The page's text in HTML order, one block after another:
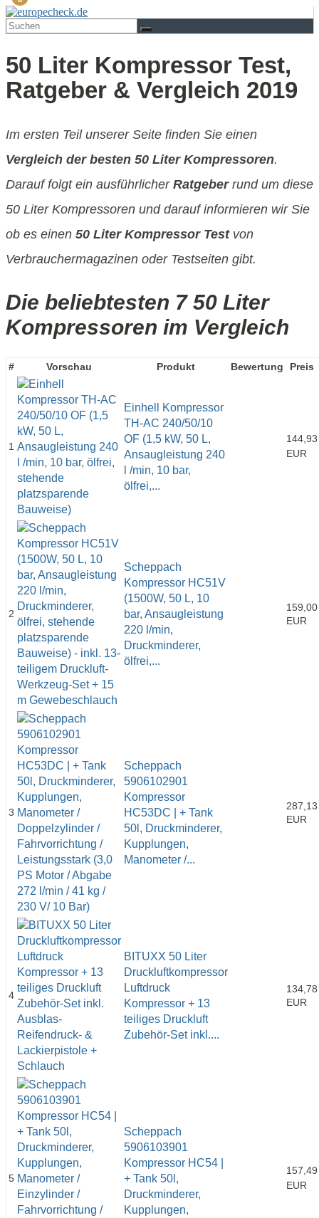
50 Liter Kompressor Test,
Ratgeber & Vergleich 2019
Im ersten Teil unserer Seite finden Sie einen
Vergleich der besten 50 Liter Kompressoren.
Darauf folgt ein ausführlicher Ratgeberrund um diese
50 Liter Kompressoren und darauf informieren wir Sie
ob es einen 50 Liter Kompressor Testvon
Verbrauchermagazinen oder Testseiten gibt.
Die beliebtesten 7 50 Liter
Kompressoren im Vergleich
# Vorschau Produkt Bewertung Preis
1
Einhell Kompressor
TH-AC 240/50/10
OF (1,5 kW, 50 L,
Ansaugleistung 240
l /min, 10 bar,
ölfrei,...
144,93
EUR
2
Scheppach
Kompressor HC51V
(1500W, 50 L, 10
bar, Ansaugleistung
220 l/min,
Druckminderer,
ölfrei,...
159,00
EUR
3
Scheppach
5906102901
Kompressor
HC53DC | + Tank
50l, Druckminderer,
Kupplungen,
Manometer /...
287,13
EUR
4
BITUXX 50 Liter
Druckluftkompressor
Luftdruck
Kompressor + 13
teiliges Druckluft
Zubehör-Set inkl....
134,78
EUR
5
Scheppach
5906103901
Kompressor HC54 |
+ Tank 50l,
Druckminderer,
Kupplungen,
157,49
EUR